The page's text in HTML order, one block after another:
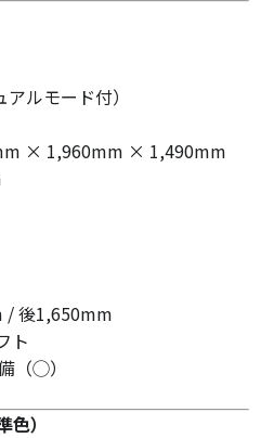
ルモード付）
× 1,960mm × 1,490mm
/ 後1,650mm
ト
（◯）
）